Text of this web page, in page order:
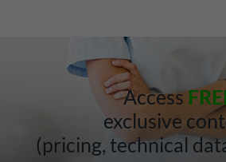
Access
exclusive
(pricing, technical